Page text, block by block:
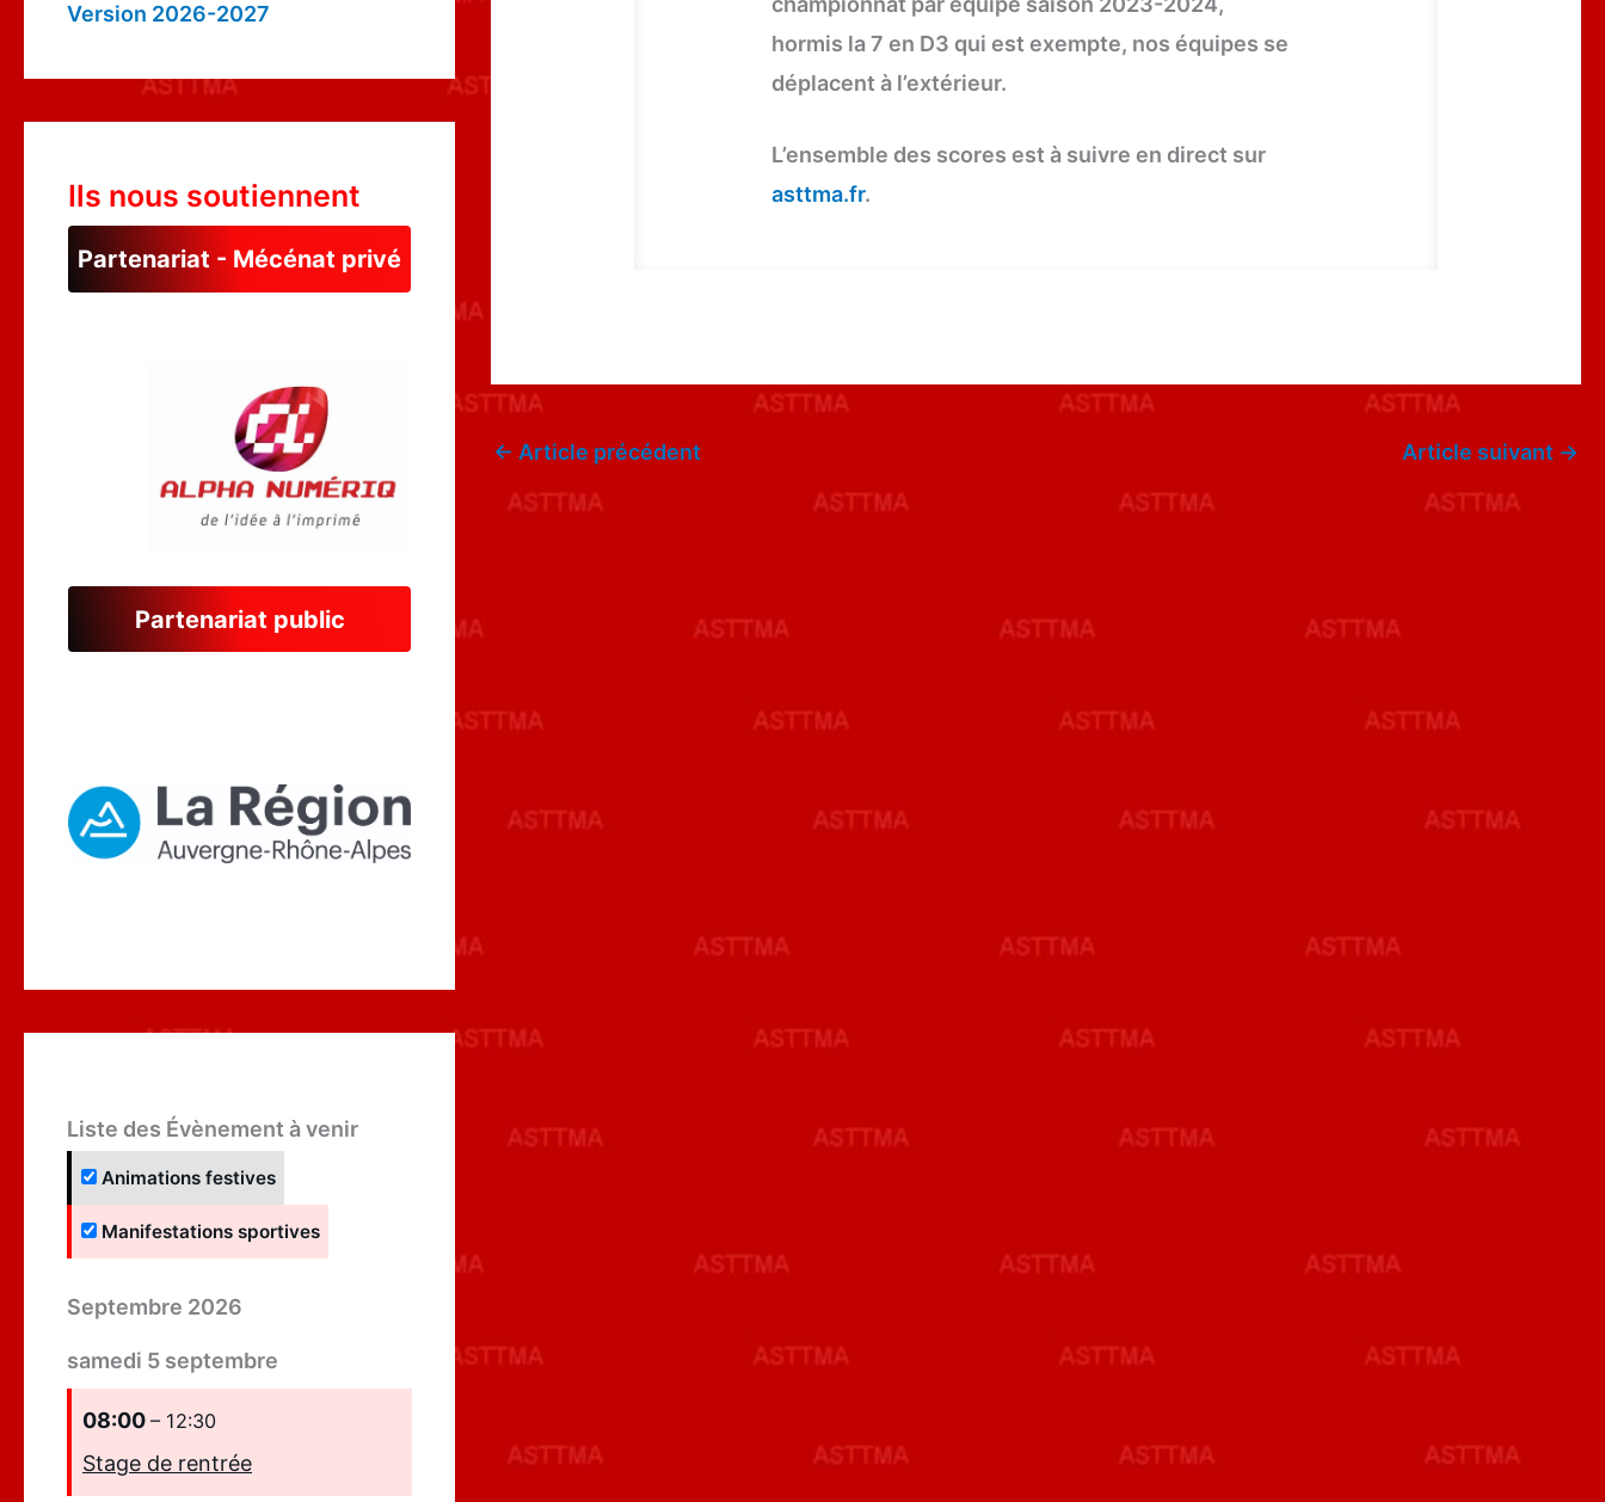
Version 2026-2027
Ils nous soutiennent
Partenariat - Mécénat privé
Partenariat public
Liste des Évènement à venir
Animations festives
Manifestations sportives
Septembre 2026
samedi 5 septembre
08:00 – 12:30
Stage de rentrée
hormis la 7 en D3 qui est exempte, nos équipes se
déplacent à l’extérieur.
L’ensemble des scores est à suivre en direct sur
asttma.fr.
← Article précédent Article suivant →